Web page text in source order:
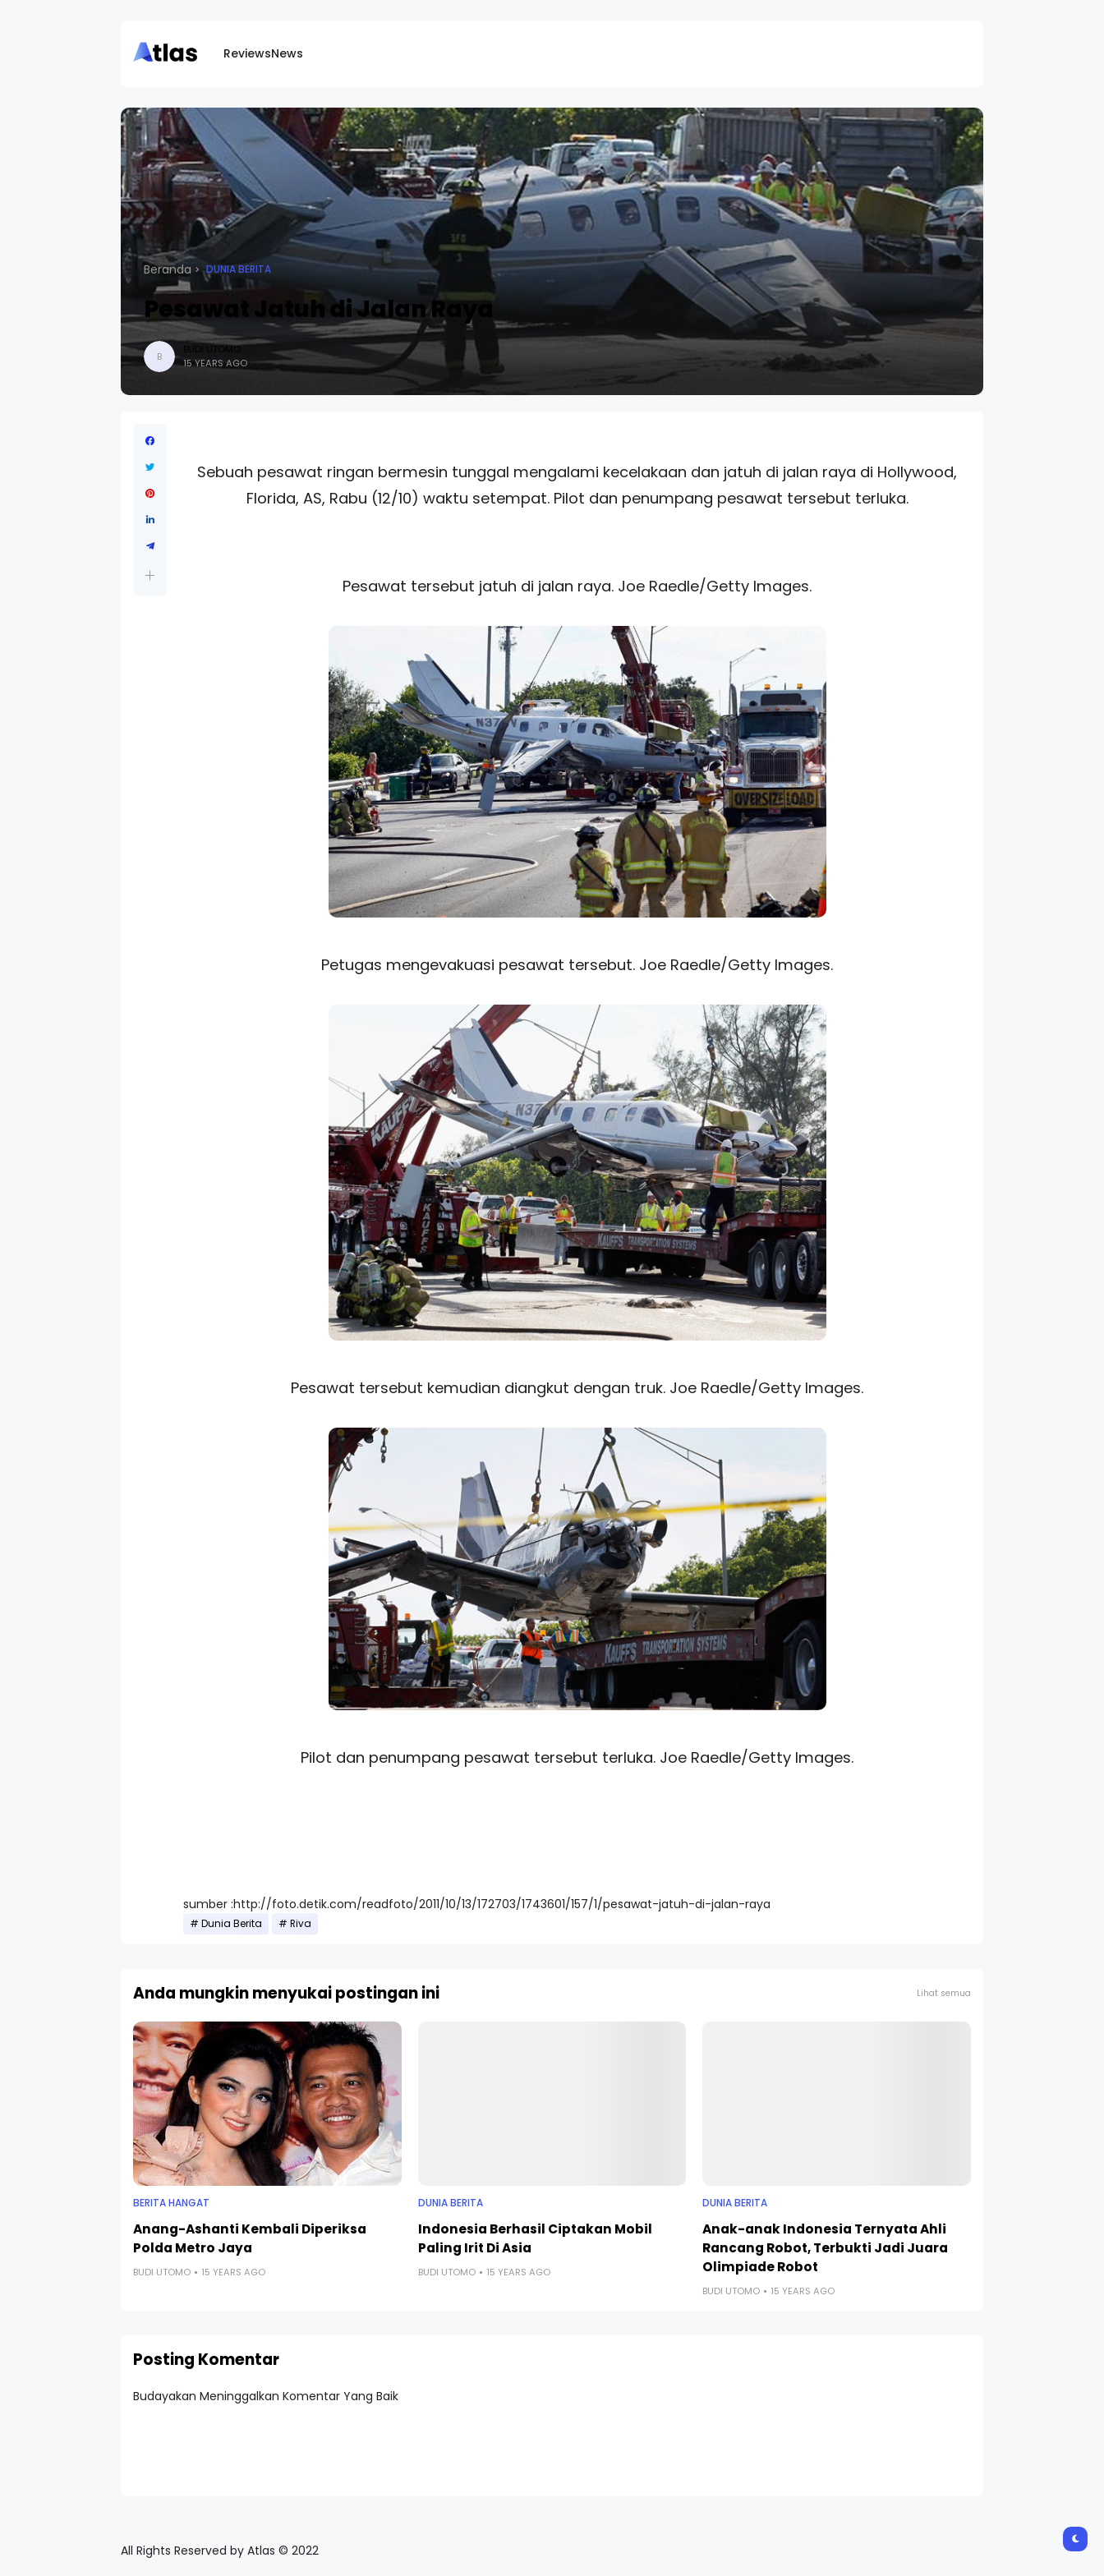
ReviewsNews
Beranda DUNIA BERITA
Pesawat Jatuh di Jalan Raya
B
BUDI UTOMO
15 YEARS AGO
Sebuah pesawat ringan bermesin tunggal mengalami kecelakaan dan jatuh di jalan raya di Hollywood,
Florida, AS, Rabu (12/10) waktu setempat. Pilot dan penumpang pesawat tersebut terluka.
Pesawat tersebut jatuh di jalan raya. Joe Raedle/Getty Images.
Petugas mengevakuasi pesawat tersebut. Joe Raedle/Getty Images.
Pesawat tersebut kemudian diangkut dengan truk. Joe Raedle/Getty Images.
Pilot dan penumpang pesawat tersebut terluka. Joe Raedle/Getty Images.
sumber :http://foto.detik.com/readfoto/2011/10/13/172703/1743601/157/1/pesawat-jatuh-di-jalan-raya
Dunia Berita Riva
Anda mungkin menyukai postingan ini Lihat semua
BERITA HANGAT
Anang-Ashanti Kembali Diperiksa
Polda Metro Jaya
BUDI UTOMO 15 YEARS AGO
DUNIA BERITA
Indonesia Berhasil Ciptakan Mobil
Paling Irit Di Asia
BUDI UTOMO 15 YEARS AGO
DUNIA BERITA
Anak-anak Indonesia Ternyata Ahli
Rancang Robot, Terbukti Jadi Juara
Olimpiade Robot
BUDI UTOMO 15 YEARS AGO
Posting Komentar
Budayakan Meninggalkan Komentar Yang Baik
All Rights Reserved by Atlas © 2022